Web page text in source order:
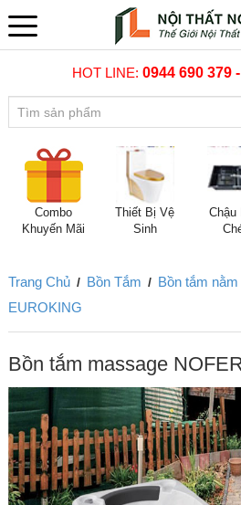
HOT LINE:0944 690 379
Combo
Khuyến Mãi
Thiết Bị Vệ
Sinh
Chậu
Trang Chủ / Bồn Tắm / Bồn tắm nằm
EUROKING
Bồn tắm massage